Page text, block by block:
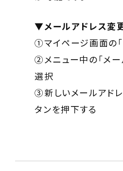
▼メールアドレス変
①マイページ画面の
②メニュー中の「メー
選択
③新しいメールアド
タンを押下する